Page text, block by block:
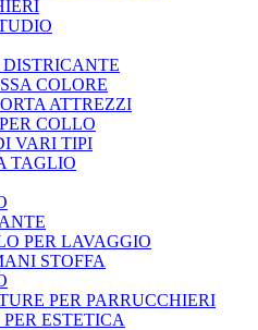
COLORE
ATTREZZI
COLLO
VARI TIPI
TAGLIO
PER LAVAGGIO
STOFFA
PER PARRUCCHIERI
ESTETICA